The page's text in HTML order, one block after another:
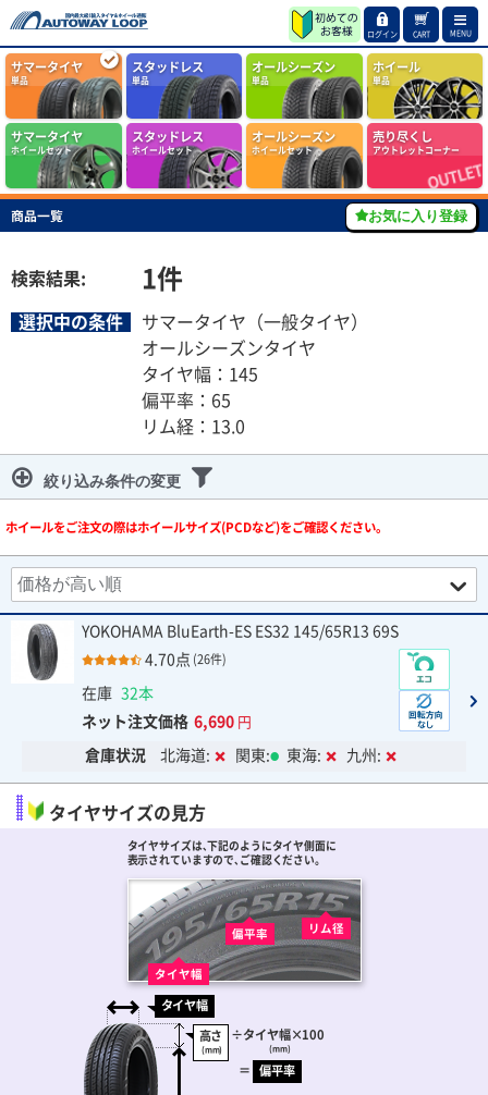
ログイン CART MENU
サマータイヤ
単品
スタッドレス
単品
オールシーズン
単品
ホイール
単品
サマータイヤ
ホイールセット
スタッドレス
ホイールセット
オールシーズン
ホイールセット
売り尽くし
アウトレットコーナー
商品一覧
検索結果: 1件
選択中の条件
サマータイヤ（一般タイヤ）
オールシーズンタイヤ
タイヤ幅：145
偏平率：65
リム経：13.0
絞り込み条件の変更
ホイールをご注文の際はホイールサイズ(PCDなど)をご確認ください。
お気に入り登録
YOKOHAMA BluEarth-ES ES32 145/65R13 69S
4.70点 (26件)
在庫 32本
ネット注文価格 6,690 円
倉庫状況 北海道: 関東: 東海: 九州:
タイヤサイズの見方
タイヤサイズは､下記のようにタイヤ側面に
表示されていますので､ご確認ください。
タイヤ幅
偏平率 リム径
タイヤ幅
高さ
(mm)
÷タイヤ幅
(mm)
×100
＝ 偏平率